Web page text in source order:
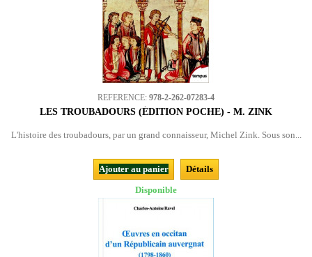
REFERENCE: 978-2-262-07283-4
LES TROUBADOURS (ÉDITION POCHE) - M. ZINK
L'histoire des troubadours, par un grand connaisseur, Michel Zink. Sous son...
Ajouter au panier
Détails
Disponible